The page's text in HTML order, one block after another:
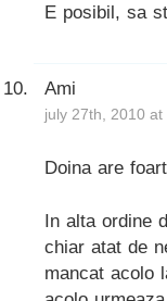
E posibil, sa
Ami
july 27th, 2010
Doina are
In alta ordine
chiar atat de
mancat acolo